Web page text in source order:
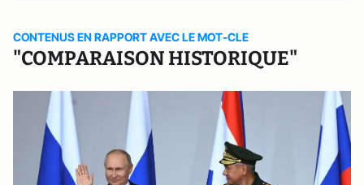
CONTENUS EN RAPPORT AVEC LE MOT-CLE
"COMPARAISON HISTORIQUE"